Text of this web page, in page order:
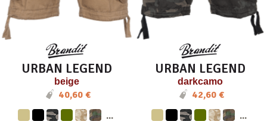
URBAN LEGEND
beige
40,60 €
...
URBAN LEGEND
darkcamo
42,60 €
...